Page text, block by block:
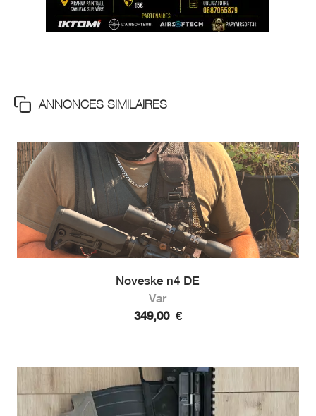
ANNONCES SIMILAIRES
Noveske n4 DE
Var
349,00 €